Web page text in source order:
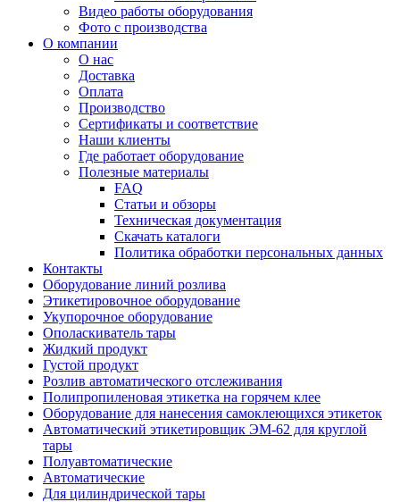
Видео работы оборудования
Фото с производства
О компании
О нас
Доставка
Оплата
Производство
Сертификаты и соответствие
Наши клиенты
Где работает оборудование
Полезные материалы
FAQ
Статьи и обзоры
Техническая документация
Скачать каталоги
Политика обработки персональных данных
Контакты
Оборудование линий розлива
Этикетировочное оборудование
Укупорочное оборудование
Ополаскиватель тары
Жидкий продукт
Густой продукт
Розлив автоматического отслеживания
Полипропиленовая этикетка на горячем клее
Оборудование для нанесения самоклеющихся этикеток
Автоматический этикетировщик ЭМ-62 для круглой
тары
Полуавтоматические
Автоматические
Для цилиндрической тaры